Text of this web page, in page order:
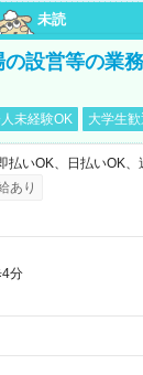
未読
の設営等の業
未経験OK 大学生歓
いOK、日払いOK、
あり
4分